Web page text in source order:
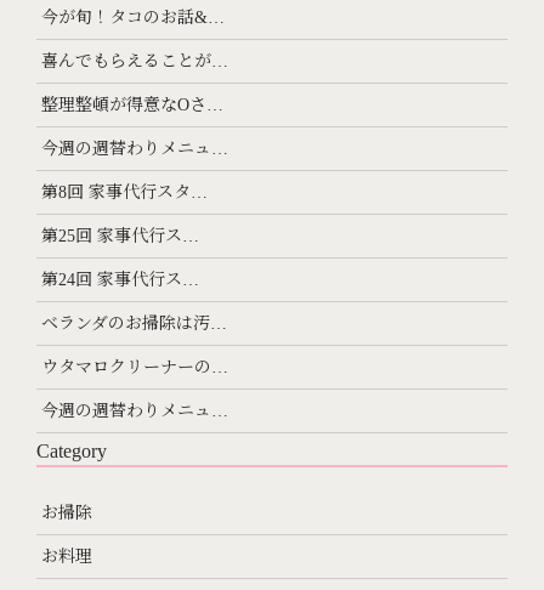
今が旬！タコのお話&…
喜んでもらえることが…
整理整頓が得意なOさ…
今週の週替わりメニュ…
第8回 家事代行スタ…
第25回 家事代行ス…
第24回 家事代行ス…
ベランダのお掃除は汚…
ウタマロクリーナーの…
今週の週替わりメニュ…
Category
お掃除
お料理